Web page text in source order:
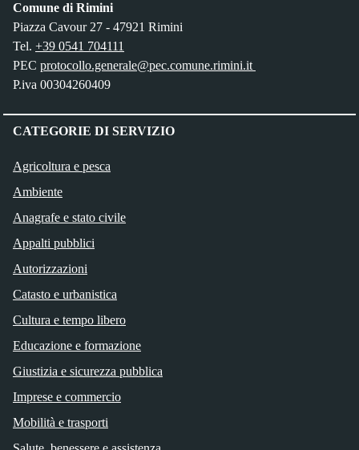
Comune di Rimini
Piazza Cavour 27 - 47921 Rimini
Tel. +39 0541 704111
PEC protocollo.generale@pec.comune.rimini.it
P.iva 00304260409
CATEGORIE DI SERVIZIO
Agricoltura e pesca
Ambiente
Anagrafe e stato civile
Appalti pubblici
Autorizzazioni
Catasto e urbanistica
Cultura e tempo libero
Educazione e formazione
Giustizia e sicurezza pubblica
Imprese e commercio
Mobilità e trasporti